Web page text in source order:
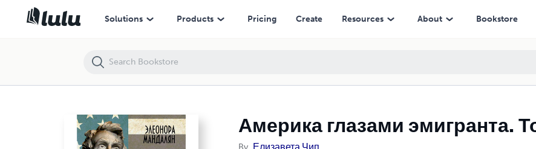
Solutions Products Pricing Create Resources About Bookstore
Америка глазами эмигранта.
By Елизавета Чип
Америка глазами эмигранта. Том 2